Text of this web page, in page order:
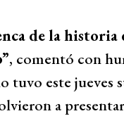
de la
, comentó con
tuvo este jueves
a